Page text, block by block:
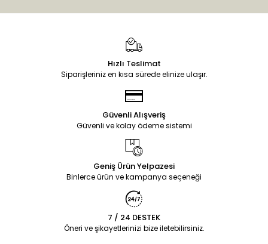
Hızlı Teslimat
Siparişleriniz en kısa sürede elinize ulaşır.
Güvenli Alışveriş
Güvenli ve kolay ödeme sistemi
Geniş Ürün Yelpazesi
Binlerce ürün ve kampanya seçeneği
7 / 24 DESTEK
Öneri ve şikayetlerinizi bize iletebilirsiniz.